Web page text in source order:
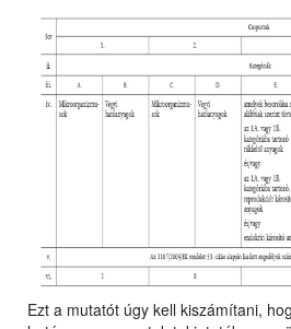
Ezt a mutatót úgy kell kiszámítani,